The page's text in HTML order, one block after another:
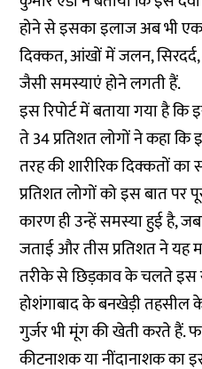
होने से इसका इलाज अब भी
दिक्कत, आंखों में जलन,
जैसी समस्याएं होने लगती हैं.
इस रिपोर्ट में बताया गया है
ते 34 प्रतिशत लोगों ने कहा
तरह की शारीरिक दिक्कतों का
प्रतिशत लोगों को इस बात पर
कारण ही उन्हें समस्या हुई है,
जताई और तीस प्रतिशत ने यह
तरीके से छिड़काव के चलते इस
होशंगाबाद के बनखेड़ी तहसील के
गुर्जर भी मूंग की खेती करते हैं.
कीटनाशक या नींदानाशक का